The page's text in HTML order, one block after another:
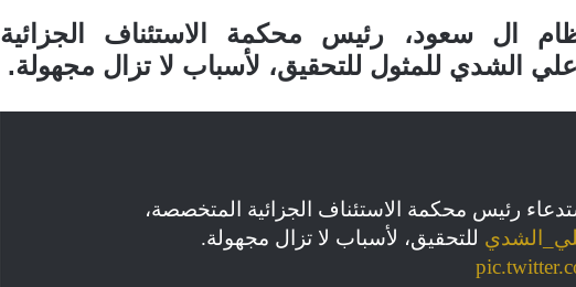
ال سعود، رئيس محكمة الاستئناف الجزائية
الشدي للمثول للتحقيق، لأسباب لا تزال مجهولة.
رئيس محكمة الاستئناف الجزائية المتخصصة،
للتحقيق، لأسباب لا تزال مجهولة.